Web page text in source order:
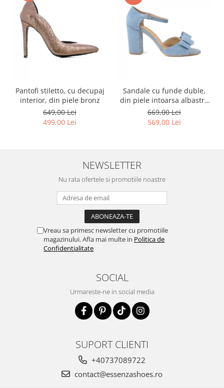
Pantofi stiletto, cu decupaj
interior, din piele bronz
649,00 Lei
499,00 Lei
Sandale cu funde duble,
din piele intoarsa albastru
deschis
669,00 Lei
569,00 Lei
NEWSLETTER
Nu rata ofertele si promotiile noastre
Vreau sa primesc newsletter cu promotiile
magazinului. Afla mai multe in Politica de
Confidentialitate
SOCIAL
Urmareste-ne in social media
SUPORT CLIENTI
+40737089722
contact@essenzashoes.ro